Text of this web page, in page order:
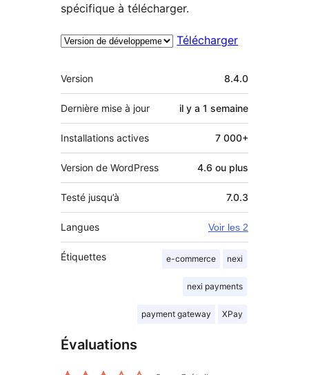
spécifique à télécharger.
Télécharger
Méta
Version 8.4.0
Dernière mise à jour il y a 1 semaine
Installations actives 7 000+
Version de WordPress 4.6 ou plus
Testé jusqu’à 7.0.3
Langues Voir les 2
Étiquettes e-commerce nexi
nexi payments
payment gateway XPay
Évaluations